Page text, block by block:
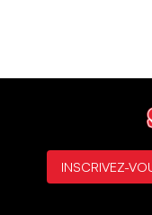
INSCRIVEZ-